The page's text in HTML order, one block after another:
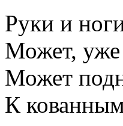
Руки и
Может, уже
Может
К